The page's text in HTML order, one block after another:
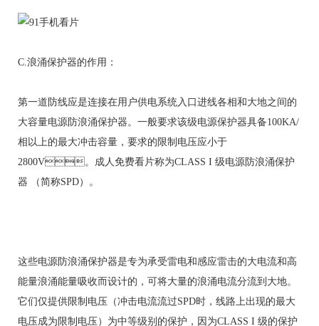
C.浪涌保护器的作用：
第一道防线应是连接在用户供电系统入口进线各相和大地之间的
大容量电源防浪涌保护器。一般要求该级电源保护器具备100KA/
相以上的最大冲击容量，要求的限制电压应小于
2800V。成人免费看片称为CLASS I 级电源防浪涌保护
器 （简称SPD）。
这些电源防浪涌保护器是专为承受雷电和感应雷击的大电流和高
能量浪涌能量吸收而设计的，可将大量的浪涌电流分流到大地。
它们仅提供限制电压（冲击电流流过SPD时，线路上出现的最大
电压成为限制电压）为中等级别的保护，因为CLASS I 级的保护